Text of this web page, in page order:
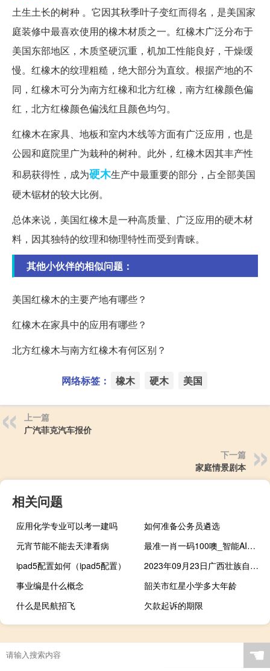
土生土长的树种 。它因其秋季叶子变红而得名，是美国家
庭装修中最喜欢使用的橡木材质之一。红橡木广泛分布于
美国东部地区，木质坚硬沉重，机加工性能良好，干燥缓
慢。红橡木的纹理粗糙，绝大部分为直纹。根据产地的不
同，红橡木可分为南方红橡和北方红橡，南方红橡颜色偏
红，北方红橡颜色偏浅红且颜色均匀。
红橡木在家具、地板和室内木线等方面有广泛应用，也是
公园和庭院里广为栽种的树种。此外，红橡木因其丰产性
和易获得性，成为硬木生产中最重要的部分，占全部美国
硬木锯材的较大比例。
总体来说，美国红橡木是一种高质量、广泛应用的硬木材
料，因其独特的纹理和物理特性而受到青睐。
其他小伙伴的相似问题：
美国红橡木的主要产地有哪些？
红橡木在家具中的应用有哪些？
北方红橡木与南方红橡木有何区别？
网络标签： 橡木 硬木 美国
上一篇
广汽菲克汽车报价
下一篇
家庭情景剧本
相关问题
应用化学专业可以考一建吗
如何准备公务员遴选
元宵节能不能去天津看病
最准一肖一码100噢_智能AI深度解析_百度移动统计版.23.120
ipad5配置如何（ipad5配置）
2023年09月23日广西壮族自治区钦州市疫情大数据-今日/今天疫情全网搜索最新实时消息动态情况通知播报
事业编是什么概念
韶关市红星小学多大年龄
什么是民航招飞
欠款起诉的期限
☚